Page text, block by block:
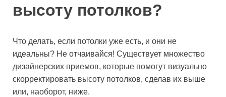
высоту потолков?
Что делать, если потолки уже есть, и они не
идеальны? Не отчаивайся! Существует множество
дизайнерских приемов, которые помогут визуально
скорректировать высоту потолков, сделав их выше
или, наоборот, ниже.